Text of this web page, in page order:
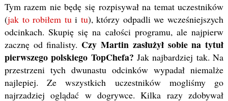
Tym razem nie będę się rozpisywał na temat uczestników
(jak to robiłem tui tu), którzy odpadli we wcześniejszych
odcinkach. Skupię się na całości programu, ale najpierw
zacznę od finalisty. Czy Martin zasłużył sobie na tytuł
pierwszego polskiego TopChefa? Jak najbardziej tak. Na
przestrzeni tych dwunastu odcinków wypadał niemalże
najlepiej. Ze wszystkich uczestników mogliśmy go
najrzadziej oglądać w dogrywce. Kilka razy zdobywał